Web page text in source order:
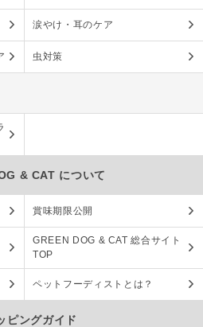
涙やけ・耳のケア
虫対策
& CAT について
賞味期限公開
GREEN DOG & CAT 総合サイト
TOP
ペットフーディストとは？
ピングガイド